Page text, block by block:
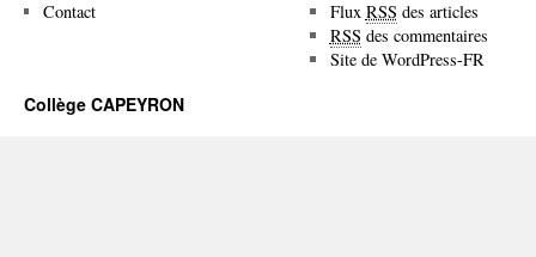
Contact Flux RSS des articles
RSS des commentaires
Site de WordPress-FR
Collège CAPEYRON